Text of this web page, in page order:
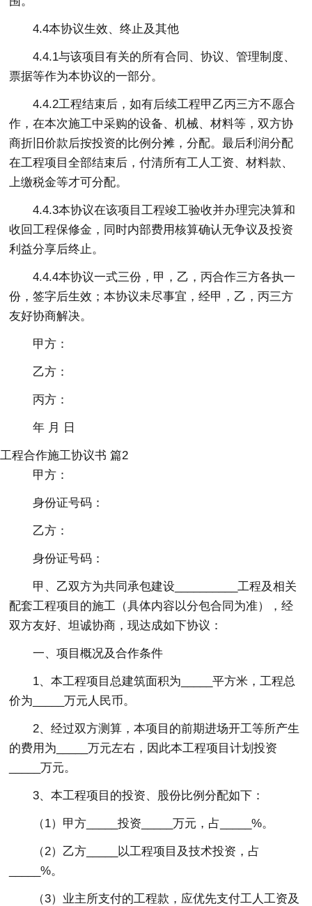
4.4本协议生效、终止及其他
4.4.1与该项目有关的所有合同、协议、管理制度、
票据等作为本协议的一部分。
4.4.2工程结束后，如有后续工程甲乙丙三方不愿合
作，在本次施工中采购的设备、机械、材料等，双方协
商折旧价款后按投资的比例分摊，分配。最后利润分配
在工程项目全部结束后，付清所有工人工资、材料款、
上缴税金等才可分配。
4.4.3本协议在该项目工程竣工验收并办理完决算和
收回工程保修金，同时内部费用核算确认无争议及投资
利益分享后终止。
4.4.4本协议一式三份，甲，乙，丙合作三方各执一
份，签字后生效；本协议未尽事宜，经甲，乙，丙三方
友好协商解决。
甲方：
乙方：
丙方：
年 月 日
工程合作施工协议书 篇2
甲方：
身份证号码：
乙方：
身份证号码：
甲、乙双方为共同承包建设__________工程及相关
配套工程项目的施工（具体内容以分包合同为准），经
双方友好、坦诚协商，现达成如下协议：
一、项目概况及合作条件
1、本工程项目总建筑面积为_____平方米，工程总
价为_____万元人民币。
2、经过双方测算，本项目的前期进场开工等所产生
的费用为_____万元左右，因此本工程项目计划投资
_____万元。
3、本工程项目的投资、股份比例分配如下：
（1）甲方_____投资_____万元，占_____%。
（2）乙方_____以工程项目及技术投资，占
_____%。
（3）业主所支付的工程款，应优先支付工人工资及